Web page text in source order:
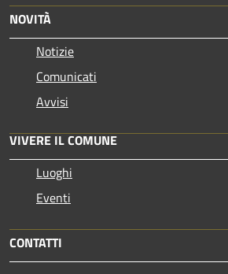
NOVITÀ
Notizie
Comunicati
Avvisi
VIVERE IL COMUNE
Luoghi
Eventi
CONTATTI